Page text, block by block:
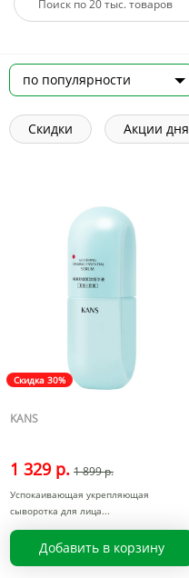
Скидки Акции дня
Скидка 30%
KANS
1 329 р. 1 899 р.
Успокаивающая укрепляющая
сыворотка для лица
Добавить в корзину